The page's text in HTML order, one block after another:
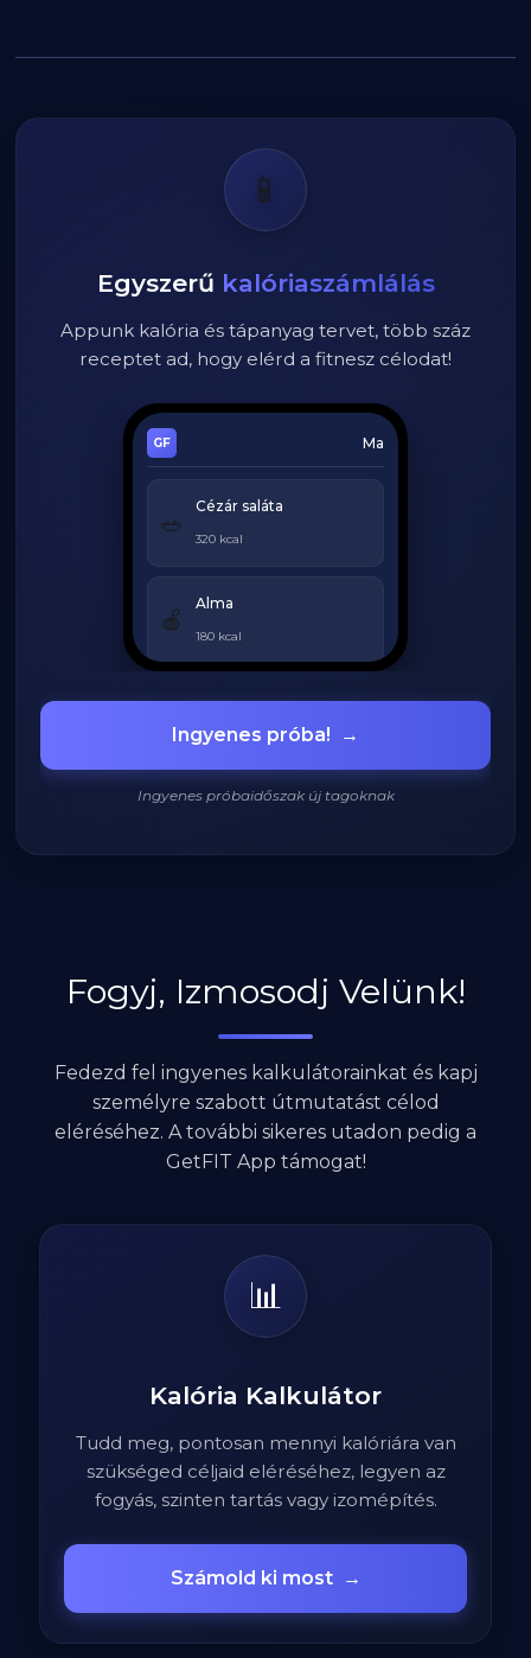
📱
Egyszerű kalóriaszámlálás
Appunk kalória és tápanyag tervet, több száz
receptet ad, hogy elérd a fitnesz célodat!
Ma
🥗
Cézár saláta
320 kcal
🍎
Alma
180 kcal
Grillezett csirke
420 kcal
Ingyenes próba! →
Ingyenes próbaidőszak új tagoknak
Fogyj, Izmosodj Velünk!
Fedezd fel ingyenes kalkulátorainkat és kapj
személyre szabott útmutatást célod
eléréséhez. A további sikeres utadon pedig a
GetFIT App támogat!
📊
Kalória Kalkulátor
Tudd meg, pontosan mennyi kalóriára van
szükséged céljaid eléréséhez, legyen az
fogyás, szinten tartás vagy izomépítés.
Számold ki most →